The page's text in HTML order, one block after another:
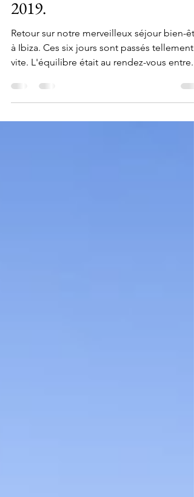
16 juil. 2019
Retraite Yoga Kundalini Ibiza
2019.
Retour sur notre merveilleux séjour bien-
à Ibiza. Ces six jours sont passés tellement